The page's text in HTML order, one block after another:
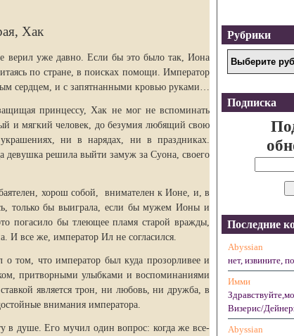
Хак
верил уже давно. Если бы это было так, Иона
по стране, в поисках помощи. Император
сердцем, и с запятнанными кровью руками…
принцессу, Хак не мог не вспоминать
и мягкий человек, до безумия любящий свою
ни в нарядах, ни в праздниках.
девушка решила выйти замуж за Суона, своего
хорош собой, внимателен к Ионе, и, в
только бы выиграла, если бы мужем Ионы и
погасило бы тлеющее пламя старой вражды,
И все же, император Ил не согласился.
том, что император был куда прозорливее и
притворными улыбками и воспоминаниями
является трон, ни любовь, ни дружба, в
внимания императора.
душе. Его мучил один вопрос: когда же все-
Рубрики
Подписка
Последние
Abyssian
нет, извините,
Имми
Визерис/
Abyssian